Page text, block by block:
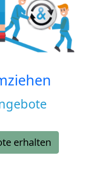
erhalten